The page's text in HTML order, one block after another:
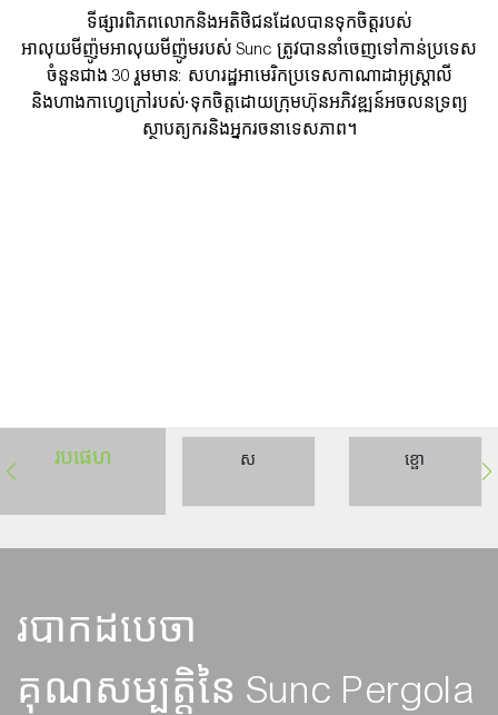
ទីផ្សារពិភពលោកនិងអតិថិជនដែលបានទុកចិត្តរបស់
អាលុយមីញ៉ូមអាលុយមីញ៉ូមរបស់ Sunc ត្រូវបាននាំចេញទៅកាន់ប្រទេស
ចំនួនជាង 30 រួមមាន: សហរដ្ឋអាមេរិកប្រទេសកាណាដាអូស្ត្រាលី
និងហាងកាហ្វេក្រៅរបស់•ទុកចិត្តដោយក្រុមហ៊ុនអភិវឌ្ឍន៍អចលនទ្រព្យ
ស្ថាបត្យករនិងអ្នករចនាទេសភាព។
របផេហ ស ខ្ផោ
របាកដបេចា
គុណសម្បត្តិនៃ Sunc Pergola